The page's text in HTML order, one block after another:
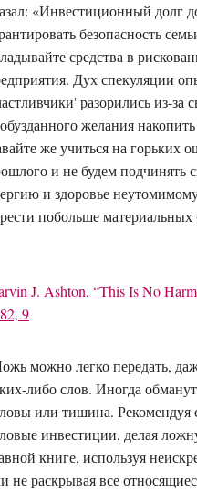
«Инвестиционный долг
безопасность
средства в
Дух спекуляции
разорились из-за
желания
же учиться на горьких
и не будем подчинять
и здоровье
побольше материальных
J. Ashton, “This Is No
9
можно легко передать,
либо слов. Иногда
или тишина. Рекомендуя
инвестиции, делая
книге, используя
не раскрывая все